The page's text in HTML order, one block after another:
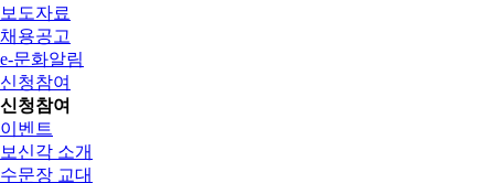
보도자료
채용공고
e-문화알림
신청참여
신청참여
이벤트
보신각 소개
수문장 교대